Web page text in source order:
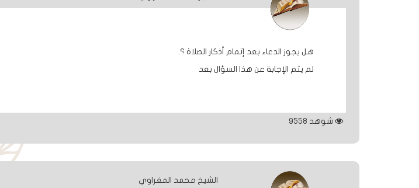
هل يجوز الدعاء بعد إتمام أذكار الصلاة ؟.
لم يتم الإجابة عن هذا السؤال بعد
شوهد 9558
الشيخ محمد المغراوي